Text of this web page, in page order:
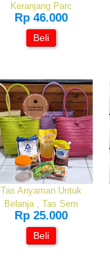
Keranjang Parc
Rp 46.000
Beli
Tas Anyaman Untuk
Belanja , Tas Sem
Rp 25.000
Beli